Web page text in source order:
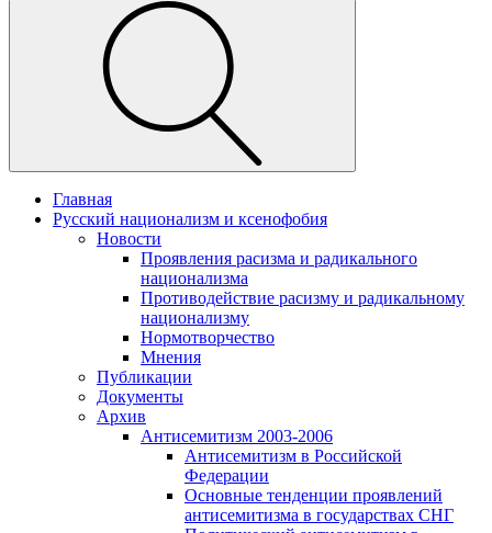
Главная
Русский национализм и ксенофобия
Новости
Проявления расизма и радикального
национализма
Противодействие расизму и радикальному
национализму
Нормотворчество
Мнения
Публикации
Документы
Архив
Антисемитизм 2003-2006
Антисемитизм в Российской
Федерации
Основные тенденции проявлений
антисемитизма в государствах СНГ